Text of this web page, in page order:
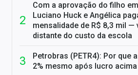
Com a aprovação do filho
Luciano Huck e Angélica
mensalidade de R$ 8,3 mil —
distante do custo da escola
Petrobras (PETR4): Por que
2% mesmo após lucro